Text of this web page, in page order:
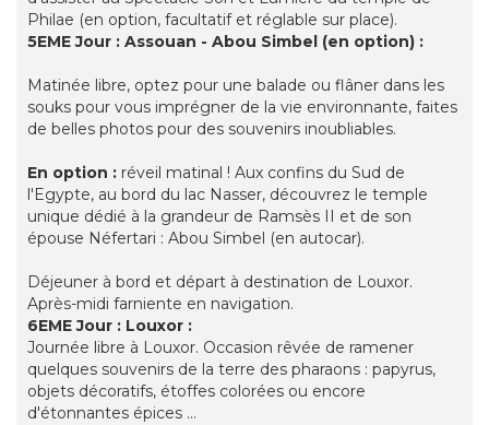
Philae (en option, facultatif et réglable sur place).
5EME Jour : Assouan - Abou Simbel (en option) :
Matinée libre, optez pour une balade ou flâner dans les
souks pour vous imprégner de la vie environnante, faites
de belles photos pour des souvenirs inoubliables.
En option : réveil matinal ! Aux confins du Sud de
l'Egypte, au bord du lac Nasser, découvrez le temple
unique dédié à la grandeur de Ramsès II et de son
épouse Néfertari : Abou Simbel (en autocar).
Déjeuner à bord et départ à destination de Louxor.
Après-midi farniente en navigation.
6EME Jour : Louxor :
Journée libre à Louxor. Occasion rêvée de ramener
quelques souvenirs de la terre des pharaons : papyrus,
objets décoratifs, étoffes colorées ou encore
d'étonnantes épices …